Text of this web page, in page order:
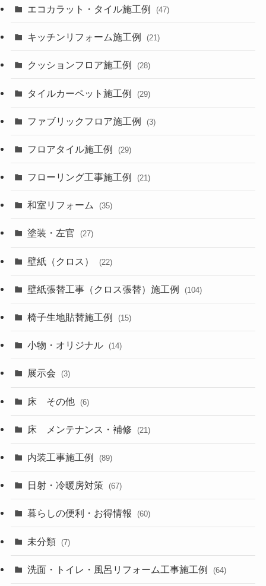
エコカラット・タイル施工例 (47)
キッチンリフォーム施工例 (21)
クッションフロア施工例 (28)
タイルカーペット施工例 (29)
ファブリックフロア施工例 (3)
フロアタイル施工例 (29)
フローリング工事施工例 (21)
和室リフォーム (35)
塗装・左官 (27)
壁紙（クロス） (22)
壁紙張替工事（クロス張替）施工例 (104)
椅子生地貼替施工例 (15)
小物・オリジナル (14)
展示会 (3)
床 その他 (6)
床 メンテナンス・補修 (21)
内装工事施工例 (89)
日射・冷暖房対策 (67)
暮らしの便利・お得情報 (60)
未分類 (7)
洗面・トイレ・風呂リフォーム工事施工例 (64)